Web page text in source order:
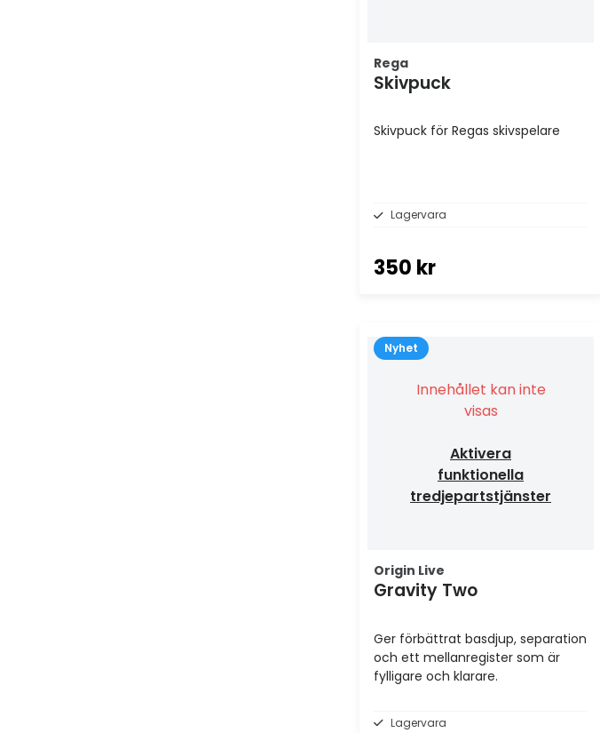
Rega
Skivpuck
Skivpuck för Regas skivspelare
Lagervara
350 kr
Nyhet
Innehållet kan inte
visas
Aktivera
funktionella
tredjepartstjänster
Origin Live
Gravity Two
Ger förbättrat basdjup, separation
och ett mellanregister som är
fylligare och klarare.
Lagervara